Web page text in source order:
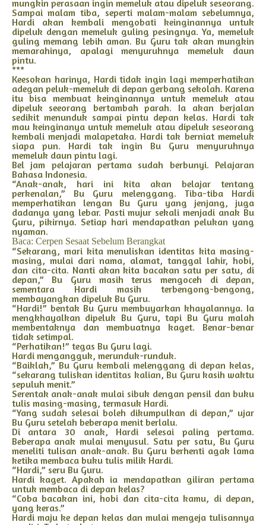
mungkin perasaan ingin memeluk atau dipeluk seseorang.
Sampai malam tiba, seperti malam-malam sebelumnya,
Hardi akan kembali mengobati keinginannya untuk
dipeluk dengan memeluk guling pesingnya. Ya, memeluk
guling memang lebih aman. Bu Guru tak akan mungkin
memarahinya, apalagi menyuruhnya memeluk daun
pintu.
***
Keesokan harinya, Hardi tidak ingin lagi memperhatikan
adegan peluk-memeluk di depan gerbang sekolah. Karena
itu bisa membuat keinginannya untuk memeluk atau
dipeluk seeorang bertambah parah. Ia akan berjalan
sedikit menunduk sampai pintu depan kelas. Hardi tak
mau keinginanya untuk memeluk atau dipeluk seseorang
kembali menjadi malapetaka. Hardi tak berniat memeluk
siapa pun. Hardi tak ingin Bu Guru menyuruhnya
memeluk daun pintu lagi.
Bel jam pelajaran pertama sudah berbunyi. Pelajaran
Bahasa Indonesia.
“Anak-anak, hari ini kita akan belajar tentang
perkenalan,” Bu Guru melenggang. Tiba-tiba Hardi
memperhatikan lengan Bu Guru yang jenjang, juga
dadanya yang lebar. Pasti mujur sekali menjadi anak Bu
Guru, pikirnya. Setiap hari mendapatkan pelukan yang
nyaman.
Baca: Cerpen Sesaat Sebelum Berangkat
“Sekarang, mari kita menuliskan identitas kita masing-
masing, mulai dari nama, alamat, tanggal lahir, hobi,
dan cita-cita. Nanti akan kita bacakan satu per satu, di
depan,” Bu Guru masih terus mengoceh di depan,
sementara Hardi masih terbengong-bengong,
membayangkan dipeluk Bu Guru.
“Hardi!” bentak Bu Guru membuyarkan khayalannya. Ia
mengkhayalkan dipeluk Bu Guru, tapi Bu Guru malah
membentaknya dan membuatnya kaget. Benar-benar
tidak setimpal.
“Perhatikan!” tegas Bu Guru lagi.
Hardi mengangguk, merunduk-runduk.
“Baiklah,” Bu Guru kembali melenggang di depan kelas,
“sekarang tuliskan identitas kalian, Bu Guru kasih waktu
sepuluh menit.”
Serentak anak-anak mulai sibuk dengan pensil dan buku
tulis masing-masing, termasuk Hardi.
“Yang sudah selesai boleh dikumpulkan di depan,” ujar
Bu Guru setelah beberapa menit berlalu.
Di antara 30 anak, Hardi selesai paling pertama.
Beberapa anak mulai menyusul. Satu per satu, Bu Guru
meneliti tulisan anak-anak. Bu Guru berhenti agak lama
ketika membaca buku tulis milik Hardi.
“Hardi,” seru Bu Guru.
Hardi kaget. Apakah ia mendapatkan giliran pertama
untuk membaca di depan kelas?
“Coba bacakan ini, hobi dan cita-cita kamu, di depan,
yang keras.”
Hardi maju ke depan kelas dan mulai mengeja tulisannya